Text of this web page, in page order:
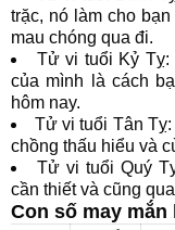
trặc, nó làm cho
mau chóng qua đi.
Tử vi tuổi Kỷ
của mình là cách
hôm nay.
Tử vi tuổi Tân
chồng thấu hiểu và
Tử vi tuổi Quý
cần thiết và cũng
Con số may mắn